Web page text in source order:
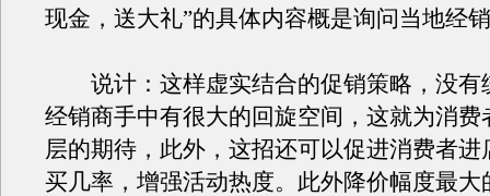
现金，送大礼”的具体内容概是询问当地经
说计：这样虚实结合的促销策略，没有
经销商手中有很大的回旋空间，这就为消费
层的期待，此外，这招还可以促进消费者进
买几率，增强活动热度。此外降价幅度最大